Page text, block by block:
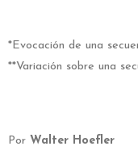
*Evocación de una
**Variación sobre una
Por Walter Hoefler